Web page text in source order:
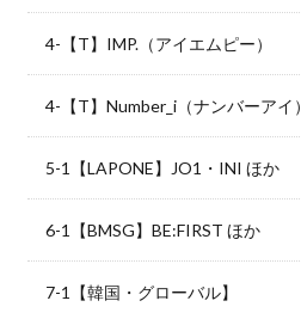
4-【T】IMP.（アイエムピー）
4-【T】Number_i（ナンバーアイ）
5-1【LAPONE】JO1・INI ほか
6-1【BMSG】BE:FIRST ほか
7-1【韓国・グローバル】